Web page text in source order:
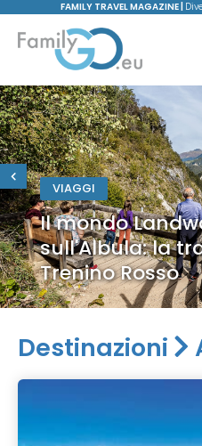
FAMILY TRAVEL MAGAZINE |
VIAGGI
Il mondo
sull'Albula: la
Trenino Rosso
Destinazioni